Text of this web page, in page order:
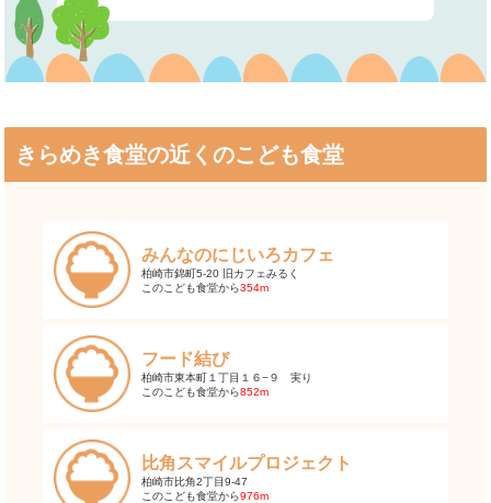
きらめき食堂の近くのこども食堂
みんなのにじいろカフェ
柏崎市錦町5-20 旧カフェみるく
このこども食堂から354m
フード結び
柏崎市東本町１丁目１６−９ 実り
このこども食堂から852m
比角スマイルプロジェクト
柏崎市比角2丁目9-47
このこども食堂から976m